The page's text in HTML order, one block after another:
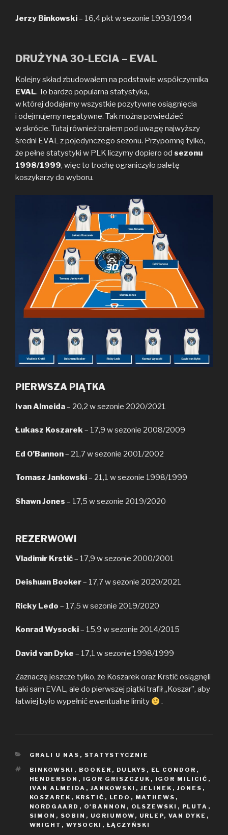
Jerzy Binkowski– 16,4 pkt w sezonie 1993/1994
DRUŻYNA 30-LECIA – EVAL
Kolejny skład zbudowałem na podstawie współczynnika
EVAL. To bardzo popularna statystyka,
w której dodajemy wszystkie pozytywne osiągnięcia
i odejmujemy negatywne. Tak można powiedzieć
w skrócie. Tutaj również brałem pod uwagę najwyższy
średni EVAL z pojedynczego sezonu. Przypomnę tylko,
że pełne statystyki w PLK liczymy dopiero od sezonu
1998/1999, więc to trochę ograniczyło paletę
koszykarzy do wyboru.
PIERWSZA PIĄTKA
Ivan Almeida– 20,2 w sezonie 2020/2021
Łukasz Koszarek– 17,9 w sezonie 2008/2009
Ed O’Bannon– 21,7 w sezonie 2001/2002
Tomasz Jankowski– 21,1 w sezonie 1998/1999
Shawn Jones – 17,5 w sezonie 2019/2020
REZERWOWI
Vladimir Krstić– 17,9 w sezonie 2000/2001
Deishuan Booker– 17,7 w sezonie 2020/2021
Ricky Ledo – 17,5 w sezonie 2019/2020
Konrad Wysocki– 15,9 w sezonie 2014/2015
David van Dyke – 17,1 w sezonie 1998/1999
Zaznaczę jeszcze tylko, że Koszarek oraz Krstić osiągnęli
taki sam EVAL, ale do pierwszej piątki trafił „Koszar”, aby
łatwiej było wypełnić ewentualne limity
.
KATEGORIE
GRALI U NAS , STATYSTYCZNIE
TAGI
BINKOWSKI , BOOKER , DULKYS , EL CONDOR ,
HENDERSON , IGOR GRISZCZUK , IGOR MILICIĆ ,
IVAN ALMEIDA , JANKOWSKI , JELINEK , JONES ,
KOSZAREK , KRSTIĆ , LEDO , MATHEWS ,
NORDGAARD , O'BANNON , OLSZEWSKI , PLUTA ,
SIMON , SOBIN , UGRIUMOW , URLEP, VAN DYKE ,
WRIGHT , WYSOCKI , ŁĄCZYŃSKI